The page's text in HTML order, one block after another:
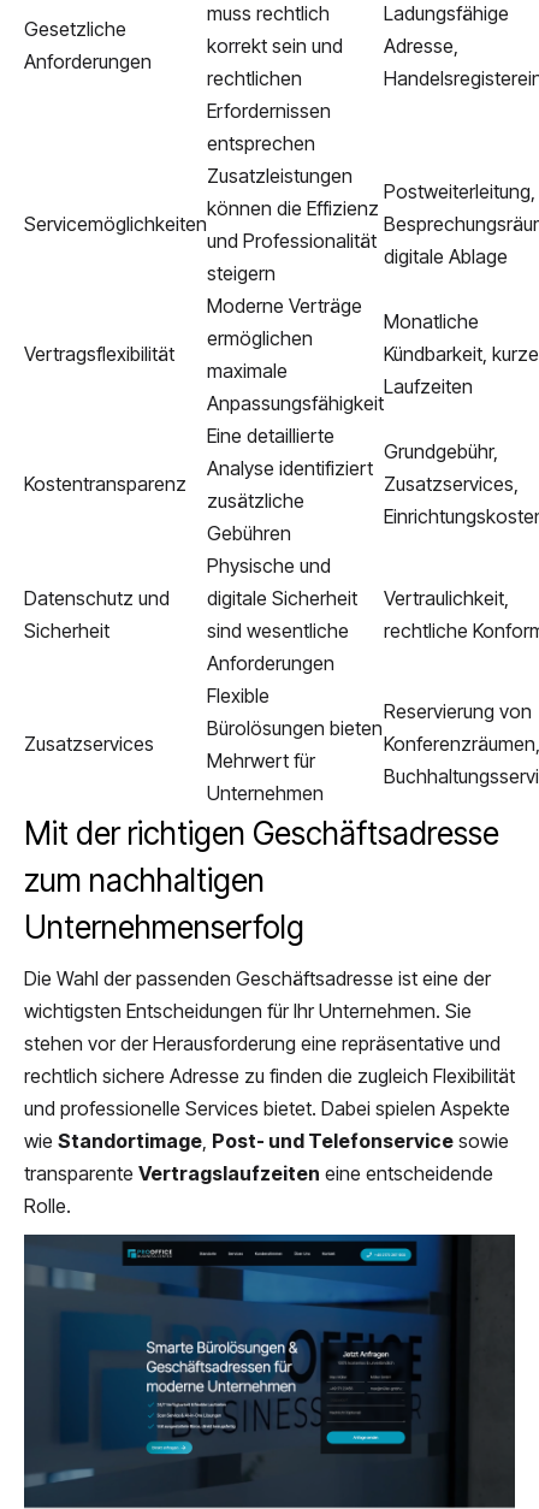
Gesetzliche
Anforderungen
muss rechtlich
korrekt sein und
rechtlichen
Erfordernissen
entsprechen
Ladungsfähige
Adresse,
Servicemöglichkeiten
Zusatzleistungen
können die Effizienz
und Professionalität
steigern
Postweiterleitung,
digitale Ablage
Vertragsflexibilität
Moderne Verträge
ermöglichen
maximale
Anpassungsfähigkeit
Monatliche
Kündbarkeit, kurze
Laufzeiten
Kostentransparenz
Eine detaillierte
Analyse identifiziert
zusätzliche
Gebühren
Grundgebühr,
Zusatzservices,
Datenschutz und
Sicherheit
Physische und
digitale Sicherheit
sind wesentliche
Anforderungen
Vertraulichkeit,
rechtliche
Zusatzservices
Flexible
Bürolösungen bieten
Mehrwert für
Unternehmen
Reservierung von
Konferenzräumen,
Mit der richtigen Geschäftsadresse
zum nachhaltigen
Unternehmenserfolg
Die Wahl der passenden Geschäftsadresse ist eine der
wichtigsten Entscheidungen für Ihr Unternehmen. Sie
stehen vor der Herausforderung eine repräsentative und
rechtlich sichere Adresse zu finden die zugleich Flexibilität
und professionelle Services bietet. Dabei spielen Aspekte
wie Standortimage, Post- und Telefonservice sowie
transparente Vertragslaufzeiten eine entscheidende
Rolle.